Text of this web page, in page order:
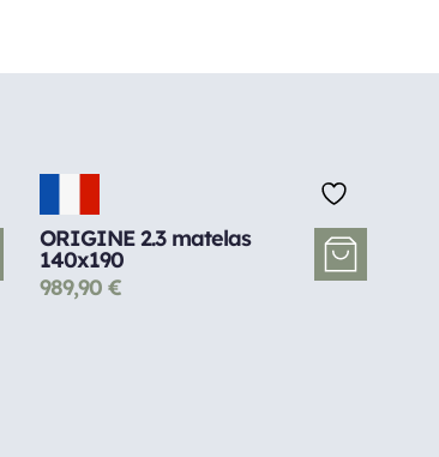
ORIGINE 2.3 matelas
140x190
989,90 €